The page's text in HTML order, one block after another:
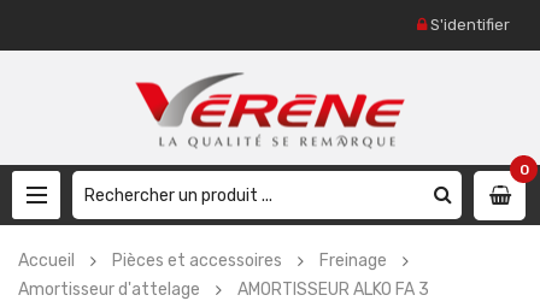
S'identifier
0
Accueil Pièces et accessoires
Freinage
Amortisseur d'attelage
AMORTISSEUR ALKO FA 3